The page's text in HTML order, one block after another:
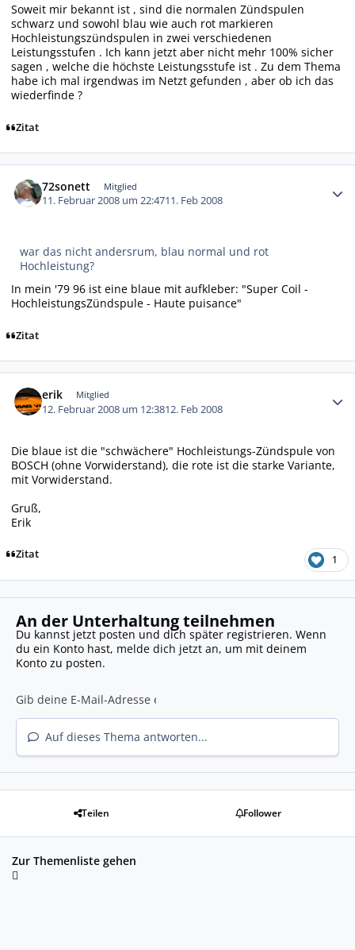
Soweit mir bekannt ist , sind die normalen Zündspulen
schwarz und sowohl blau wie auch rot markieren
Hochleistungszündspulen in zwei verschiedenen
Leistungsstufen . Ich kann jetzt aber nicht mehr 100% sicher
sagen , welche die höchste Leistungsstufe ist . Zu dem Thema
habe ich mal irgendwas im Netzt gefunden , aber ob ich das
wiederfinde ?
Zitat
72sonett Mitglied
11. Februar 2008 um 22:4711. Feb 2008
war das nicht andersrum, blau normal und rot
Hochleistung?
In mein '79 96 ist eine blaue mit aufkleber: "Super Coil -
HochleistungsZündspule - Haute puisance"
Zitat
erik Mitglied
12. Februar 2008 um 12:3812. Feb 2008
Die blaue ist die "schwächere" Hochleistungs-Zündspule von
BOSCH (ohne Vorwiderstand), die rote ist die starke Variante,
mit Vorwiderstand.
Gruß,
Erik
Zitat 1
An der Unterhaltung teilnehmen
Du kannst jetzt posten und dich später registrieren. Wenn
du ein Konto hast, melde dich jetzt an, um mit deinem
Konto zu posten.
Auf dieses Thema antworten...
Teilen Follower
Zur Themenliste gehen